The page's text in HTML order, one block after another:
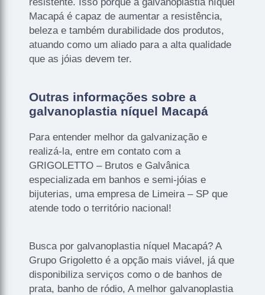
Macapá é capaz de aumentar a resistência,
beleza e também durabilidade dos produtos,
atuando como um aliado para a alta qualidade
que as jóias devem ter.
Outras informações sobre a
galvanoplastia níquel Macapá
Para entender melhor da galvanização e
realizá-la, entre em contato com a
GRIGOLETTO – Brutos e Galvânica
especializada em banhos e semi-jóias e
bijuterias, uma empresa de Limeira – SP que
atende todo o território nacional!
Busca por galvanoplastia níquel Macapá? A
Grupo Grigoletto é a opção mais viável, já que
disponibiliza serviços como o de banhos de
prata, banho de ródio, A melhor galvanoplastia